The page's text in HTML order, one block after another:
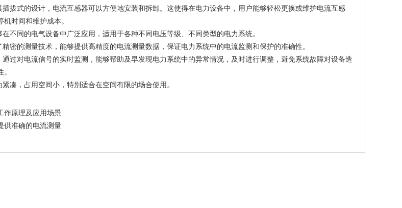
式的设计，电流互感器可以方便地安装和拆卸。这使得在电力设备中，用户能够轻松更换或维护电流互感
时间和维护成本。
同的电气设备中广泛应用，适用于各种不同电压等级、不同类型的电力系统。
的测量技术，能够提供高精度的电流测量数据，保证电力系统中的电流监测和保护的准确性。
对电流信号的实时监测，能够帮助及早发现电力系统中的异常情况，及时进行调整，避免系统故障对设备造
，占用空间小，特别适合在空间有限的场合使用。
作原理及应用场景
供准确的电流测量